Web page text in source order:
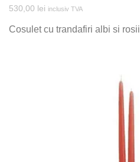
530,00 lei inclusiv TVA
Cosulet cu trandafiri albi si rosii